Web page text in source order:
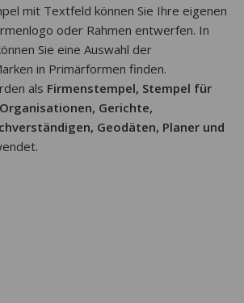
mit Textfeld können Sie Ihre eigenen
oder Rahmen entwerfen. In
Sie eine Auswahl der
in Primärformen finden.
als Firmenstempel, Stempel für
Gerichte,
Geodäten, Planer und